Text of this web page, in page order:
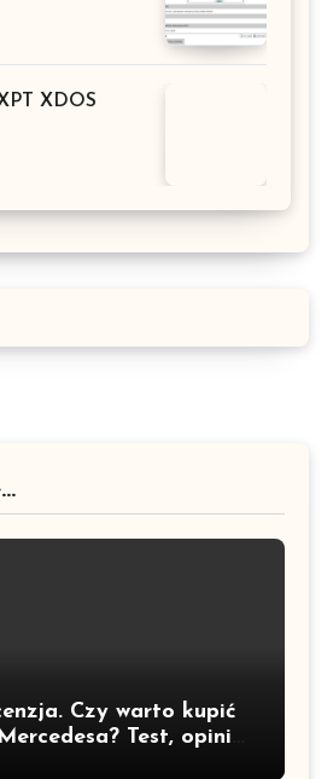
XDOS
Czy warto kupić
Test, opinia